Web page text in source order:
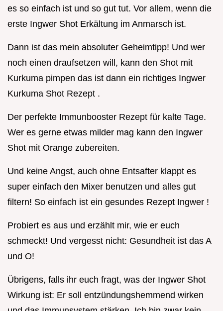
es so einfach ist und so gut tut. Vor allem, wenn die
erste Ingwer Shot Erkältung im Anmarsch ist.
Dann ist das mein absoluter Geheimtipp! Und wer
noch einen draufsetzen will, kann den Shot mit
Kurkuma pimpen das ist dann ein richtiges Ingwer
Kurkuma Shot Rezept .
Der perfekte Immunbooster Rezept für kalte Tage.
Wer es gerne etwas milder mag kann den Ingwer
Shot mit Orange zubereiten.
Und keine Angst, auch ohne Entsafter klappt es
super einfach den Mixer benutzen und alles gut
filtern! So einfach ist ein gesundes Rezept Ingwer !
Probiert es aus und erzählt mir, wie er euch
schmeckt! Und vergesst nicht: Gesundheit ist das A
und O!
Übrigens, falls ihr euch fragt, was der Ingwer Shot
Wirkung ist: Er soll entzündungshemmend wirken